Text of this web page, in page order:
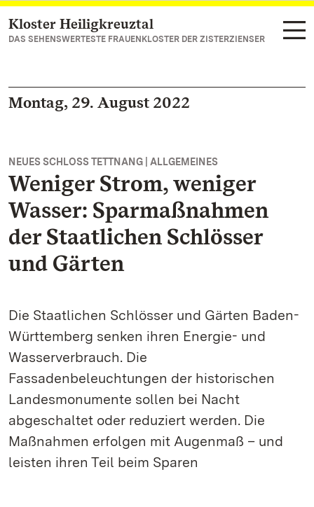
Zum Hauptinhalt springen
Kloster Heiligkreuztal
DAS SEHENSWERTESTE FRAUENKLOSTER DER ZISTERZIENSER
Montag, 29. August 2022
NEUES SCHLOSS TETTNANG | ALLGEMEINES
Weniger Strom, weniger
Wasser: Sparmaßnahmen
der Staatlichen Schlösser
und Gärten
Die Staatlichen Schlösser und Gärten Baden-
Württemberg senken ihren Energie- und
Wasserverbrauch. Die
Fassadenbeleuchtungen der historischen
Landesmonumente sollen bei Nacht
abgeschaltet oder reduziert werden. Die
Maßnahmen erfolgen mit Augenmaß – und
leisten ihren Teil beim Sparen